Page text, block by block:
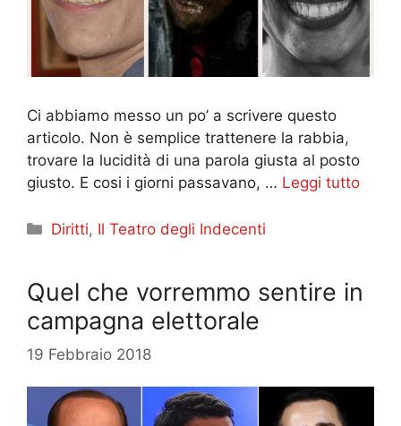
Ci abbiamo messo un po’ a scrivere questo
articolo. Non è semplice trattenere la rabbia,
trovare la lucidità di una parola giusta al posto
giusto. E cosi i giorni passavano, … Leggi tutto
Categorie
Diritti, Il Teatro degli Indecenti
Quel che vorremmo sentire in
campagna elettorale
19 Febbraio 2018